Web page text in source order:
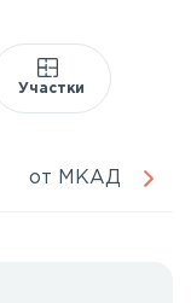
Участки
от МКАД